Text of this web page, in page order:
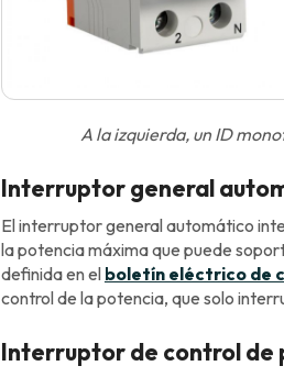
A la izquierda, un ID
Interruptor general
El interruptor general automático
la potencia máxima que puede
definida en el boletín eléctrico de
control de la potencia, que solo
Interruptor de control de